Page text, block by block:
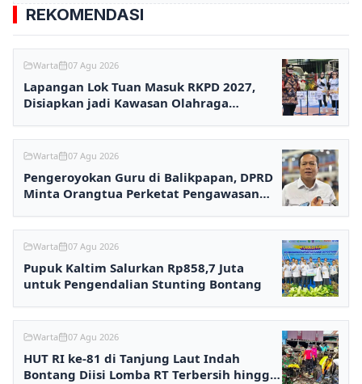
REKOMENDASI
Warta 07 Agu 2026
Lapangan Lok Tuan Masuk RKPD 2027,
Disiapkan jadi Kawasan Olahraga
Warta 07 Agu 2026
Pengeroyokan Guru di Balikpapan, DPRD
Minta Orangtua Perketat Pengawasan
Warta 07 Agu 2026
Pupuk Kaltim Salurkan Rp858,7 Juta
untuk Pengendalian Stunting Bontang
Warta 07 Agu 2026
HUT RI ke-81 di Tanjung Laut Indah
Bontang Diisi Lomba RT Terbersih hingga